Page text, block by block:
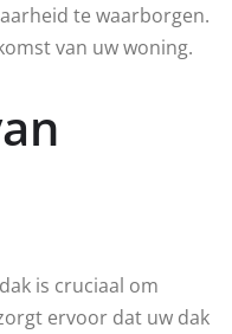
te waarborgen.
van uw woning.
is cruciaal om
ervoor dat uw dak